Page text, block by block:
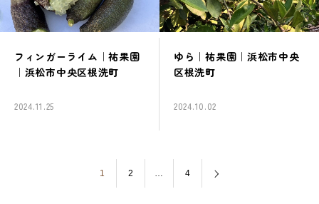
フィンガーライム｜祐果園
｜浜松市中央区根洗町
2024.11.25
ゆら｜祐果園｜浜松市中央
区根洗町
2024.10.02
1 2 … 4